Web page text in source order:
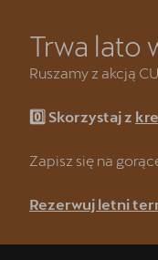
Trwa lato
Ruszamy z akcją
0️⃣ Skorzystaj z
Zapisz się na
Rezerwuj letni
Strona
Kredyt
CUPRA
CUPRA